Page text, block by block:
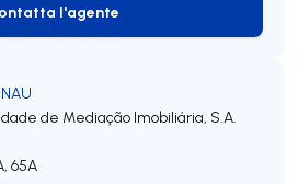
Contatta l'agente
l'agente
de Mediação Imobiliária, S.A.
65A